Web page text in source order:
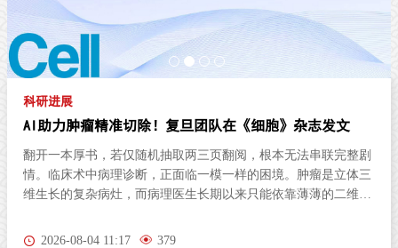
科研进展
AI助力肿瘤精准切除！复旦团队在《细胞》杂志发文
翻开一本厚书，若仅随机抽取两三页翻阅，根本无法串联完整剧
情。临床术中病理诊断，正面临一模一样的困境。肿瘤是立体三
维生长的复杂病灶，而病理医生长期以来只能依靠薄薄的二维切
隙立体蔓延、分布隐匿，单一平面切片极易遗漏关键病变区域，
2026-08-04 11:17 379